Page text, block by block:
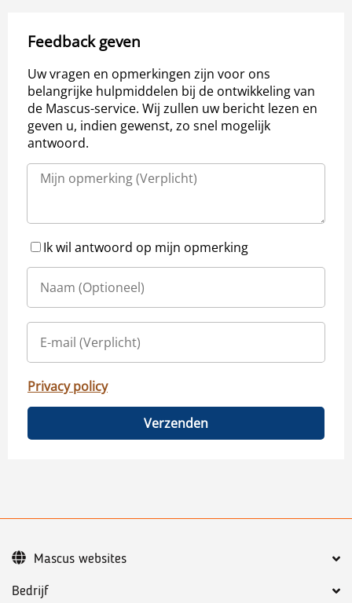
Feedback geven
Uw vragen en opmerkingen zijn voor ons
belangrijke hulpmiddelen bij de ontwikkeling van
de Mascus-service. Wij zullen uw bericht lezen en
geven u, indien gewenst, zo snel mogelijk
antwoord.
Ik wil antwoord op mijn opmerking
Privacy policy
Verzenden
Bedrijf
Mascus websites